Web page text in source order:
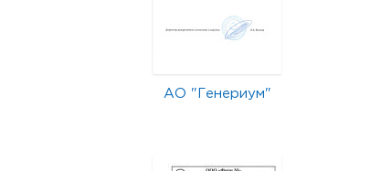
АО "Генериум"